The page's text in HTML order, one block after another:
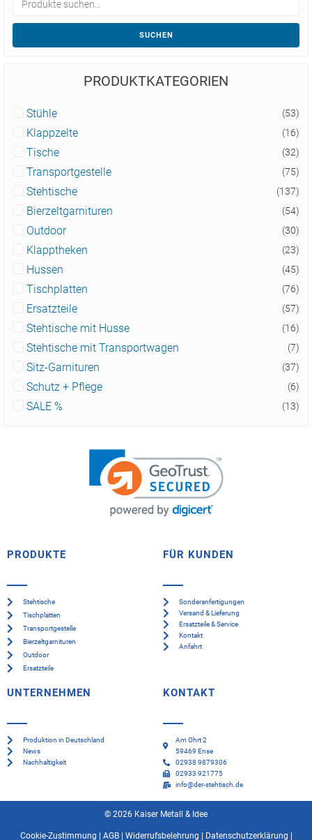
SUCHEN
PRODUKTKATEGORIEN
Stühle (53)
Klappzelte (16)
Tische (32)
Transportgestelle (75)
Stehtische (137)
Bierzeltgarnituren (54)
Outdoor (30)
Klapptheken (23)
Hussen (45)
Tischplatten (76)
Ersatzteile (57)
Stehtische mit Husse (16)
Stehtische mit Transportwagen (7)
Sitz-Garnituren (37)
Schutz + Pflege (6)
SALE % (13)
PRODUKTE
Stehtische
Tischplatten
Transportgestelle
Bierzeltgarnituren
Outdoor
Ersatzteile
FÜR KUNDEN
Sonderanfertigungen
Versand & Lieferung
Ersatzteile & Service
Kontakt
Anfahrt
UNTERNEHMEN
Produktion in Deutschland
News
Nachhaltigkeit
KONTAKT
Am Ohrt 2
59469 Ense
02938 9879306
02933 921775
info@der-stehtisch.de
© 2026 Kaiser Metall & Idee
Cookie-Zustimmung | AGB| Widerrufsbelehrung | Datenschutzerklärung |